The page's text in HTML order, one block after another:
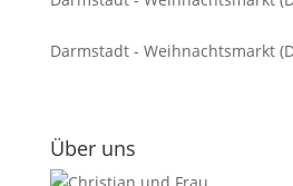
Darmstadt - Weihnachtsmarkt
Über uns